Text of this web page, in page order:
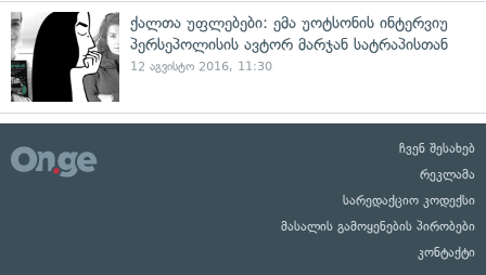
ქალთა უფლებები: ემა უოტსონის ინტერვიუ
პერსეპოლისის ავტორ მარჯან სატრაპისთან
12 აგვისტო 2016, 11:30
ჩვენ შესახებ
რეკლამა
სარედაქციო კოდექსი
მასალის გამოყენების პირობები
კონტაქტი